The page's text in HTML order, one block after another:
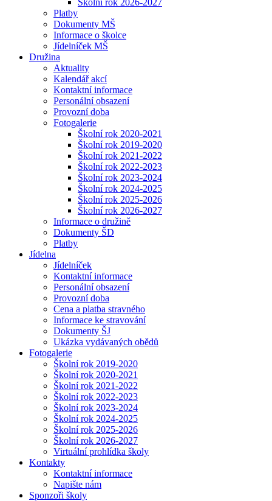
Školní rok 2026-2027
Platby
Dokumenty MŠ
Informace o školce
Jídelníček MŠ
Družina
Aktuality
Kalendář akcí
Kontaktní informace
Personální obsazení
Provozní doba
Fotogalerie
Školní rok 2020-2021
Školní rok 2019-2020
Školní rok 2021-2022
Školní rok 2022-2023
Školní rok 2023-2024
Školní rok 2024-2025
Školní rok 2025-2026
Školní rok 2026-2027
Informace o družině
Dokumenty ŠD
Platby
Jídelna
Jídelníček
Kontaktní informace
Personální obsazení
Provozní doba
Cena a platba stravného
Informace ke stravování
Dokumenty ŠJ
Ukázka vydávaných obědů
Fotogalerie
Školní rok 2019-2020
Školní rok 2020-2021
Školní rok 2021-2022
Školní rok 2022-2023
Školní rok 2023-2024
Školní rok 2024-2025
Školní rok 2025-2026
Školní rok 2026-2027
Virtuální prohlídka školy
Kontakty
Kontaktní informace
Napište nám
Sponzoři školy